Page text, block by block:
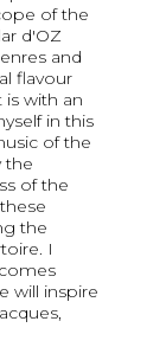
of the
d'OZ
and
flavour
with an
in this
of the
the
of the
the
I
will inspire